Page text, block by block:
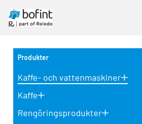
Produkter
Kaffe- och vattenmaskiner
Kaffe
Rengöringsprodukter